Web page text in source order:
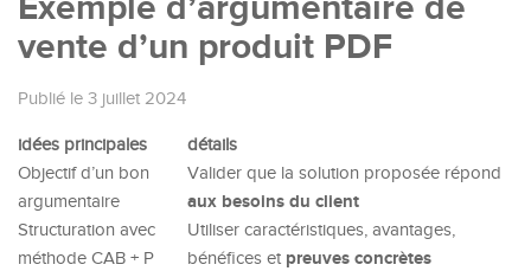
vente d’un produit PDF
Publié le 3 juillet 2024
idées principales
détails
Objectif d’un bon
argumentaire
Valider que la solution proposée répond
aux besoins du client
Structuration avec
méthode CAB + P
Utiliser caractéristiques, avantages,
bénéfices et preuves concrètes